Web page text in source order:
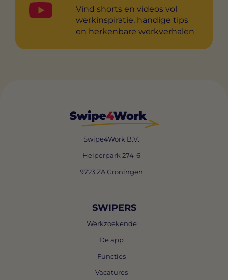
Vind shorts en videos vol
werkinspiratie, handige tips
en herkenbare werkverhalen
Swipe4Work B.V.
Helperpark 274-6
9723 ZA Groningen
SWIPERS
Werkzoekende
De app
Functies
Vacatures